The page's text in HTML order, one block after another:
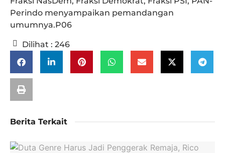
Perindo menyampaikan pemandangan
umumnya.P06
Dilihat : 246
Berita Terkait